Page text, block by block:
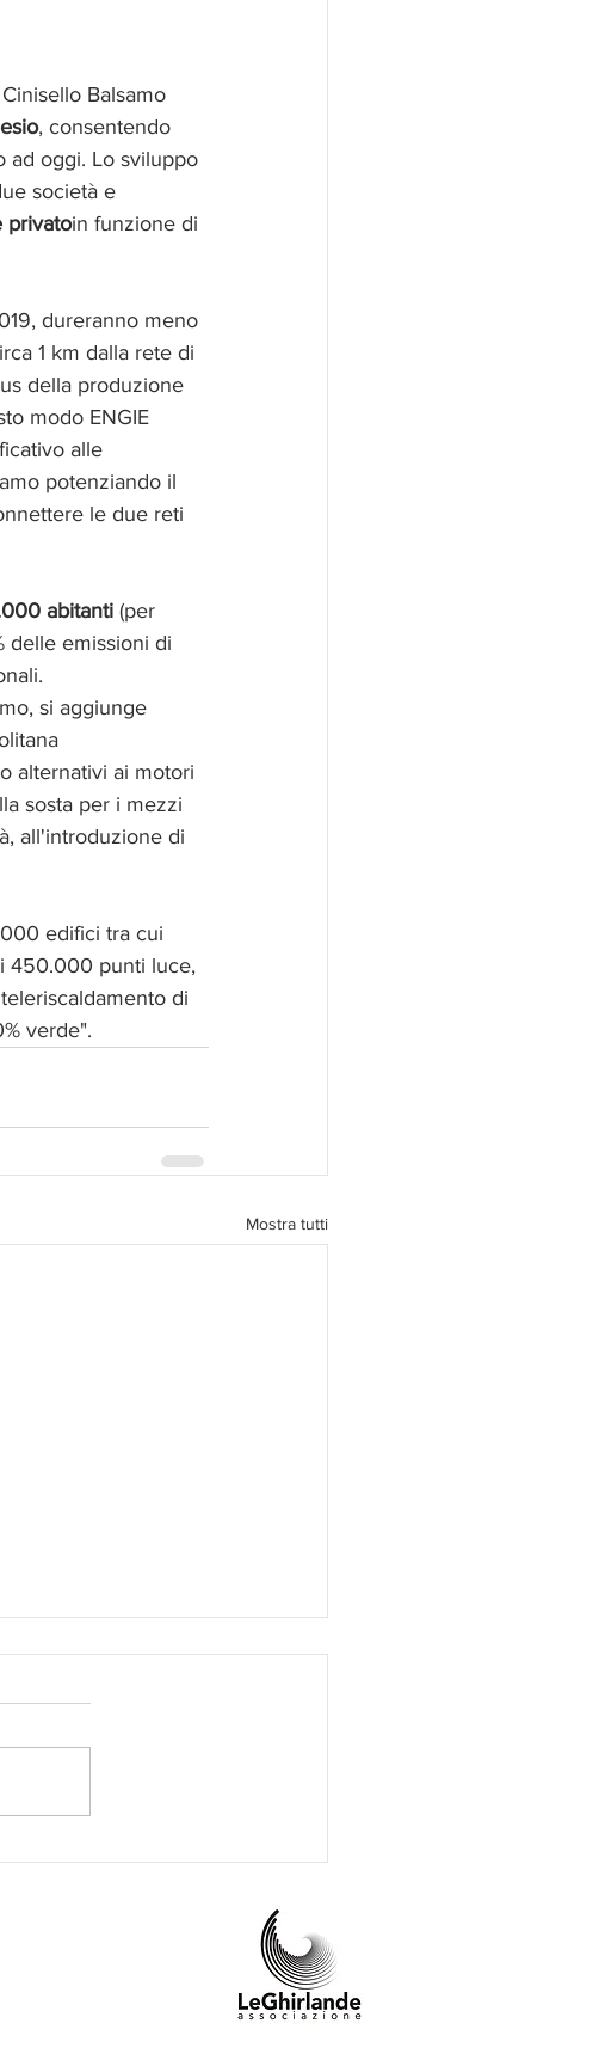
Balsamo
, consentendo
ad oggi. Lo sviluppo
società e
privatoin funzione di
dureranno meno
1 km dalla rete di
della produzione
modo ENGIE
alle
potenziando il
le due reti
abitanti (per
delle emissioni di
si aggiunge
alternativi ai motori
sosta per i mezzi
all'introduzione di
edifici tra cui
450.000 punti luce,
di
verde".
Mostra tutti